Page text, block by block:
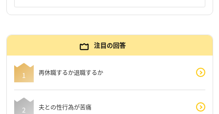
注目の回答
再休職するか退職するか
夫との性行為が苦痛